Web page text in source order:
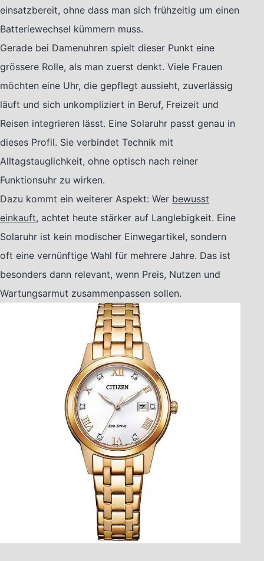
einsatzbereit, ohne dass man sich frühzeitig um einen
Batteriewechsel kümmern muss.
Gerade bei Damenuhren spielt dieser Punkt eine
grössere Rolle, als man zuerst denkt. Viele Frauen
möchten eine Uhr, die gepflegt aussieht, zuverlässig
läuft und sich unkompliziert in Beruf, Freizeit und
Reisen integrieren lässt. Eine Solaruhr passt genau in
dieses Profil. Sie verbindet Technik mit
Alltagstauglichkeit, ohne optisch nach reiner
Funktionsuhr zu wirken.
Dazu kommt ein weiterer Aspekt: Wer bewusst
einkauft, achtet heute stärker auf Langlebigkeit. Eine
Solaruhr ist kein modischer Einwegartikel, sondern
oft eine vernünftige Wahl für mehrere Jahre. Das ist
besonders dann relevant, wenn Preis, Nutzen und
Wartungsarmut zusammenpassen sollen.